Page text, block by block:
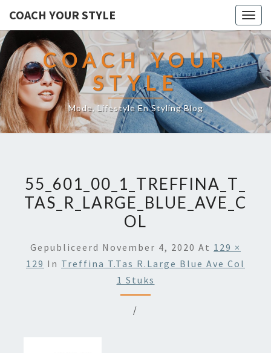
COACH YOUR STYLE
COACH YOUR
STYLE
Mode, Lifestyle En Styling Blog
55_601_00_1_TREFFINA_T_
TAS_R_LARGE_BLUE_AVE_C
OL
Gepubliceerd November 4, 2020 At 129 ×
129 In Treffina T.tas R.large Blue Ave Col
1 Stuks
/